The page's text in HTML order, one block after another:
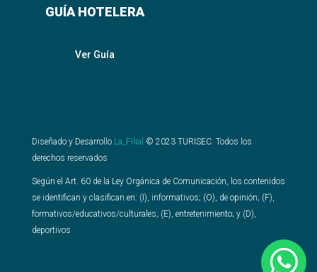
GUÍA HOTELERA
Ver Guía
Diseñado y Desarrollo La_Filial © 2023TURISEC. Todos los
derechos reservados
Según el Art. 60 de la Ley Orgánica de Comunicación, los contenidos
se identifican y clasifican en: (I), informativos; (O), de opinión; (F),
formativos/educativos/culturales; (E), entretenimiento; y (D),
deportivos